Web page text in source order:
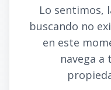
Lo sentimos,
buscando no
en este
navega a